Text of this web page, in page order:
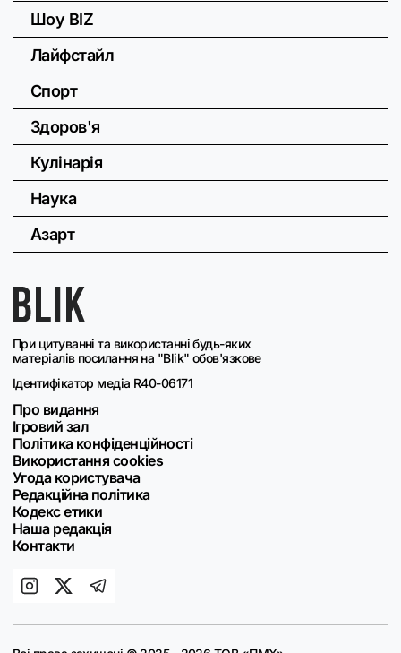
При цитуванні та використанні будь-яких
матеріалів посилання на "Blik" обов'язкове
Ідентифікатор медіа R40-06171
Про видання
Ігровий зал
Політика конфіденційності
Використання cookies
Угода користувача
Редакційна політика
Кодекс етики
Наша редакція
Контакти
Шоу BIZ
Лайфстайл
Спорт
Здоров'я
Кулінарія
Наука
Азарт